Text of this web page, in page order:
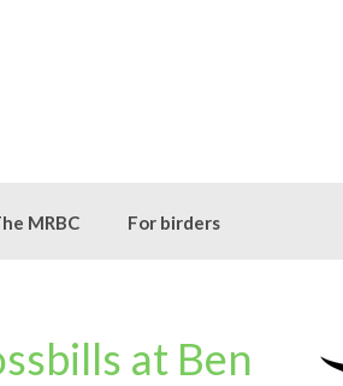
MRBC For birders
at Ben